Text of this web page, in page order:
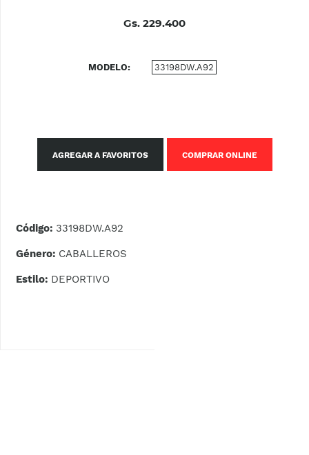
Gs. 229.400
MODELO 33198DW.A92
AGREGAR A FAVORITOS COMPRAR ONLINE
Código: 33198DW.A92
Género: CABALLEROS
Estilo: DEPORTIVO